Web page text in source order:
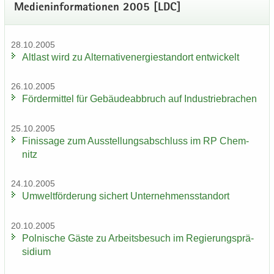
Me­di­en­in­for­ma­tio­nen 2005 [LDC]
28.10.2005
Alt­last wird zu Al­ter­na­tiv­ener­gie­stand­ort ent­wi­ckelt
26.10.2005
För­der­mit­tel für Ge­bäu­de­ab­bruch auf In­dus­trie­bra­chen
25.10.2005
Fi­nis­sa­ge zum Aus­stel­lungs­ab­schluss im RP Chem­
nitz
24.10.2005
Um­welt­för­de­rung si­chert Un­ter­neh­mens­stand­ort
20.10.2005
Pol­ni­sche Gäste zu Ar­beits­be­such im Re­gie­rungs­prä­
si­di­um